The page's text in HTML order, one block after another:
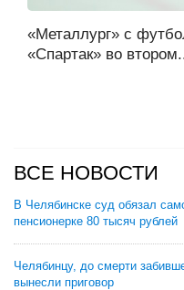
«Металлург» с
«Спартак» во
ВСЕ НОВОСТИ
В Челябинске суд обязал
пенсионерке 80 тысяч рублей
Челябинцу, до смерти
вынесли приговор